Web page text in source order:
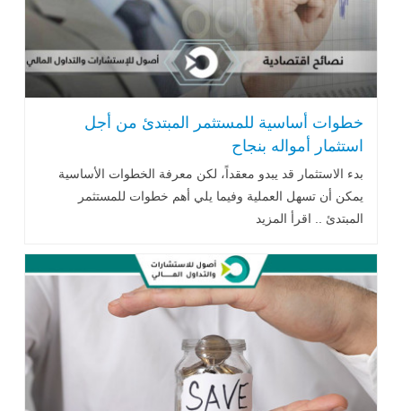
خطوات أساسية للمستثمر المبتدئ من أجل
استثمار أمواله بنجاح
بدء الاستثمار قد يبدو معقداً، لكن معرفة الخطوات الأساسية
يمكن أن تسهل العملية وفيما يلي أهم خطوات للمستثمر
المبتدئ .. اقرأ المزيد